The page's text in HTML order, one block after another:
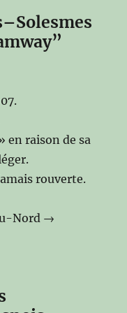
en raison de sa
rouverte.
Nord →